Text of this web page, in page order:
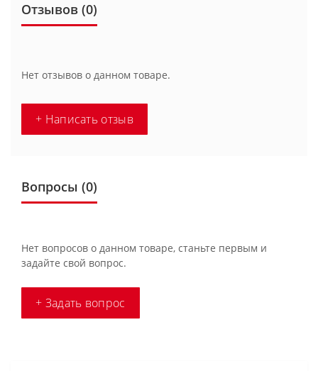
Отзывов (0)
Нет отзывов о данном товаре.
+ Написать отзыв
Вопросы (0)
Нет вопросов о данном товаре, станьте первым и
задайте свой вопрос.
+ Задать вопрос